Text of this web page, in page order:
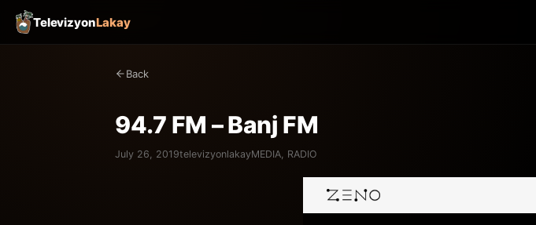
TelevizyonLakay
Back
94.7 FM – Banj FM
July 26, 2019televizyonlakayMEDIA, RADIO